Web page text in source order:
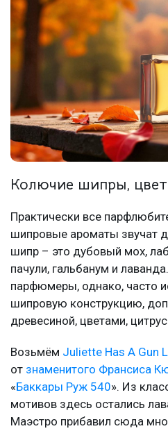
Колючие шипры,
Практически все
шипровые ароматы звучат
шипр – это дубовый мох,
пачули, гальбанум и
парфюмеры, однако, часто
шипровую конструкцию,
древесиной, цветами,
Возьмём Juliette Has A Gun
от знаменитого Франсиса
«Баккары Руж 540». Из
мотивов здесь остались
Маэстро прибавил сюда